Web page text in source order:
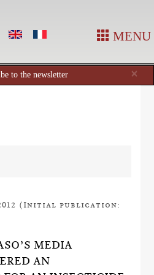
MENU
×
to the newsletter
(Initial publication:
MEDIA
AN